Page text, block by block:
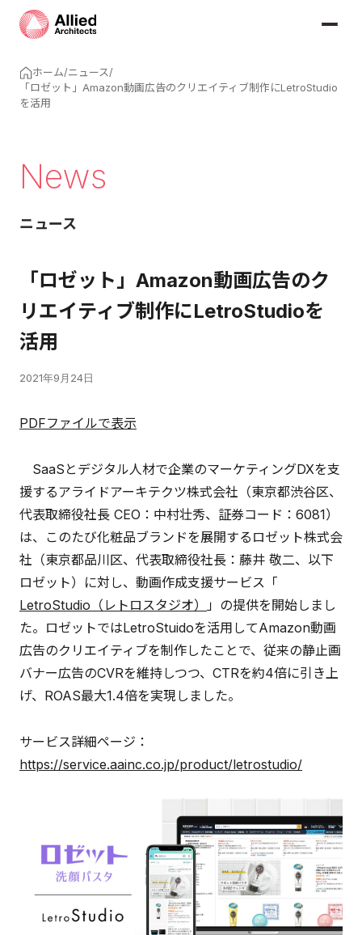
ホーム/ニュース/
「ロゼット」Amazon動画広告のクリエイティブ制作にLetroStudio
を活用
News
ニュース
「ロゼット」Amazon動画広告のク
リエイティブ制作にLetroStudioを
活用
2021年9月24日
PDFファイルで表示
SaaSとデジタル人材で企業のマーケティングDXを支
援するアライドアーキテクツ株式会社（東京都渋谷区、
代表取締役社長 CEO：中村壮秀、証券コード：6081）
は、このたび化粧品ブランドを展開するロゼット株式会
社（東京都品川区、代表取締役社長：藤井 敬二、以下
ロゼット）に対し、動画作成支援サービス「
LetroStudio（レトロスタジオ）
」の提供を開始しまし
た。ロゼットではLetroStuidoを活用してAmazon動画
広告のクリエイティブを制作したことで、従来の静止画
バナー広告のCVRを維持しつつ、CTRを約4倍に引き上
げ、ROAS最大1.4倍を実現しました。
サービス詳細ページ：
https://service.aainc.co.jp/product/letrostudio/